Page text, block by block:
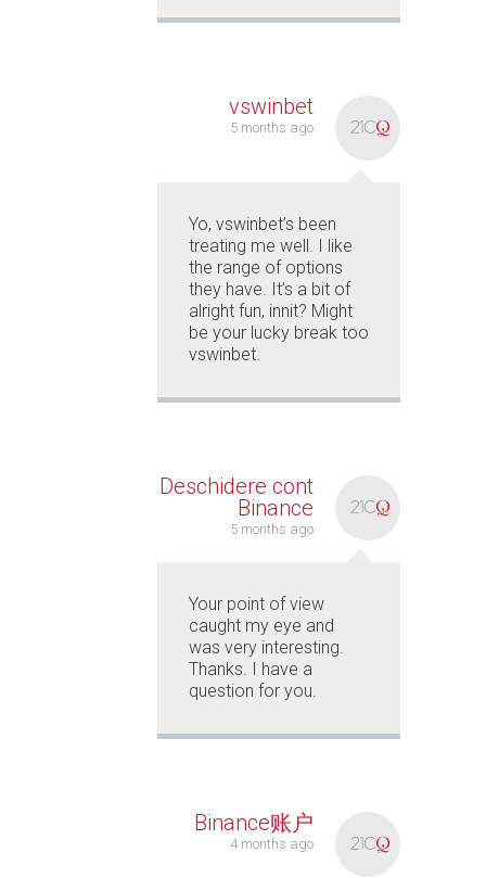
vswinbet
5 months ago
Yo, vswinbet’s been
treating me well. I like
the range of options
they have. It’s a bit of
alright fun, innit? Might
be your lucky break too
vswinbet.
Deschidere cont
Binance
5 months ago
Your point of view
caught my eye and
was very interesting.
Thanks. I have a
question for you.
Binance账户
4 months ago